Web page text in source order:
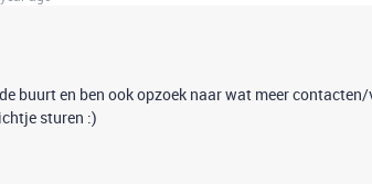
buurt en ben ook opzoek naar wat meer
sturen :)